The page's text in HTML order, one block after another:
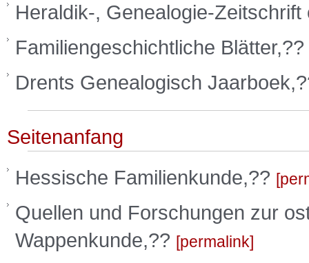
Heraldik-, Genealogie-
Familiengeschichtliche Blätter,??
Drents Genealogisch
Seitenanfang
Hessische Familienkunde,??
Quellen und Forschungen zur
Wappenkunde,?? permalink